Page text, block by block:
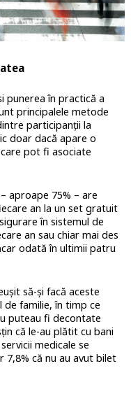
punerea în practică a
principalele metode
participanții la
doar dacă apare o
pot fi asociate
aproape 75% – are
an la un set gratuit
în sistemul de
an sau chiar mai des
odată în ultimii patru
să-și facă aceste
de familie, în timp ce
puteau fi decontate
că le-au plătit cu bani
medicale se
7,8% că nu au avut bilet